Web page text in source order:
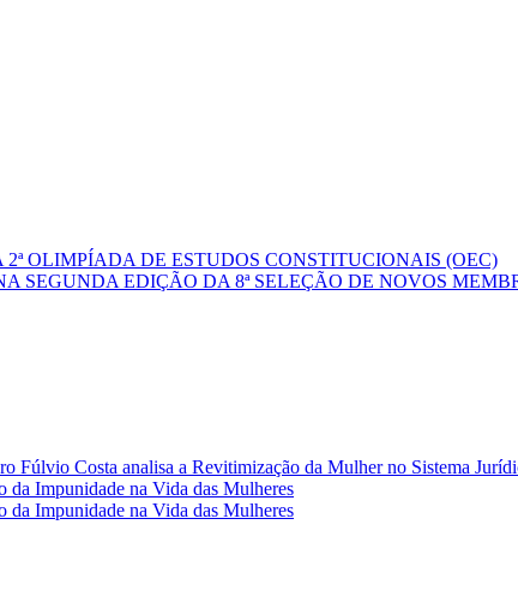
OLIMPÍADA DE ESTUDOS CONSTITUCIONAIS (OEC)
SEGUNDA EDIÇÃO DA 8ª SELEÇÃO DE NOVOS
Fúlvio Costa analisa a Revitimização da Mulher no Sistema
Impunidade na Vida das Mulheres
Impunidade na Vida das Mulheres